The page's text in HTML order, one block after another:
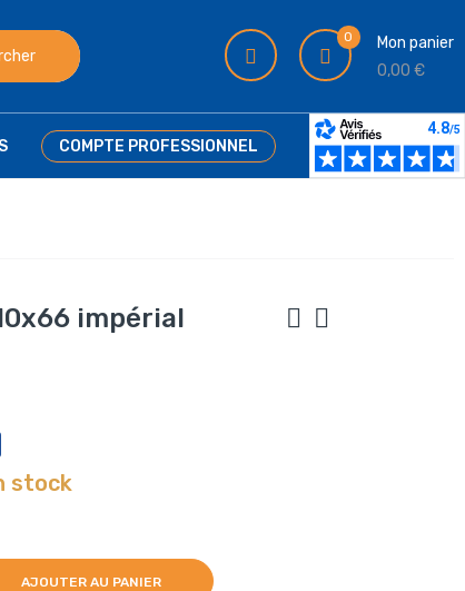
0
Mon panier
0,00 €
COMPTE PROFESSIONNEL
impérial
stock
AJOUTER AU PANIER